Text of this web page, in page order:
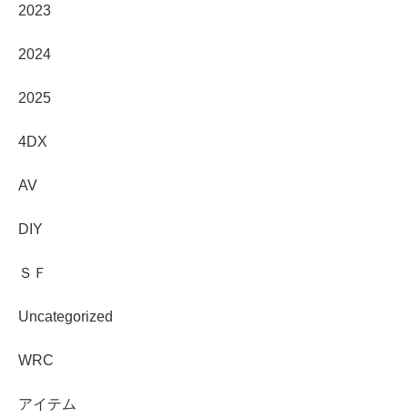
2023
2024
2025
4DX
AV
DIY
ＳＦ
Uncategorized
WRC
アイテム